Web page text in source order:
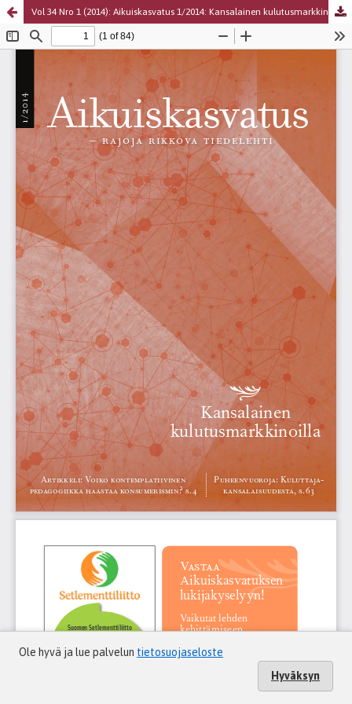
Vol 34 Nro 1 (2014): Aikuiskasvatus 1/2014: Kansalainen kulutusmarkkinoilla
Ole hyvä ja lue palvelun tietosuojaseloste
Hyväksyn
Tieteellisten seurain valtuuskunta